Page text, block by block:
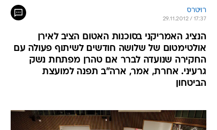
רויטרס
29.11.2012 / 17:37
הנציג האמריקני בסוכנות האטום הציב לאירן
אולטימטום של שלושה חודשים לשיתוף פעולה עם
החקירה שנועדה לברר אם טהרן מפתחת נשק
גרעיני. אחרת, אמר, ארה"ב תפנה למועצת
הביטחון